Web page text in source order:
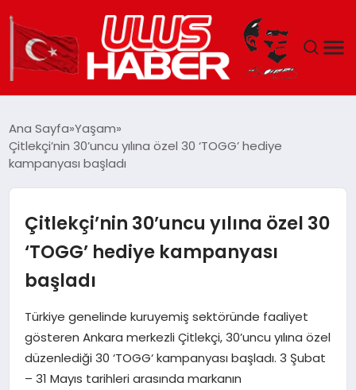
DÜNYA
SIYASET
TEKNOLOJI
EĞITIM
MAGAZIN
Ana Sayfa Yaşam
Çitlekçi’nin 30’uncu yılına özel 30 ‘TOGG’ hediye
kampanyası başladı
Çitlekçi’nin 30’uncu yılına özel 30
‘TOGG’ hediye kampanyası
başladı
Türkiye genelinde kuruyemiş sektöründe faaliyet
gösteren Ankara merkezli Çitlekçi, 30’uncu yılına özel
düzenlediği 30 ‘TOGG‘ kampanyası başladı. 3 Şubat
– 31 Mayıs tarihleri arasında markanın